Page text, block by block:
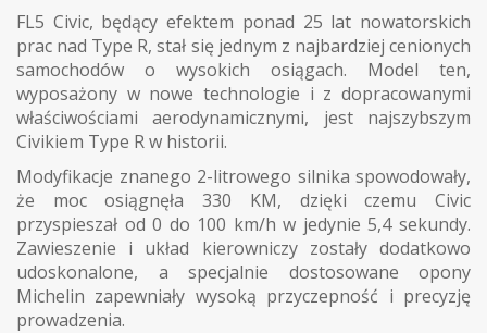
FL5 Civic, będący efektem ponad 25 lat nowatorskich
prac nad Type R, stał się jednym z najbardziej cenionych
samochodów o wysokich osiągach. Model ten,
wyposażony w nowe technologie i z dopracowanymi
właściwościami aerodynamicznymi, jest najszybszym
Civikiem Type R w historii.
Modyfikacje znanego 2-litrowego silnika spowodowały,
że moc osiągnęła 330 KM, dzięki czemu Civic
przyspieszał od 0 do 100 km/h w jedynie 5,4 sekundy.
Zawieszenie i układ kierowniczy zostały dodatkowo
udoskonalone, a specjalnie dostosowane opony
Michelin zapewniały wysoką przyczepność i precyzję
prowadzenia.